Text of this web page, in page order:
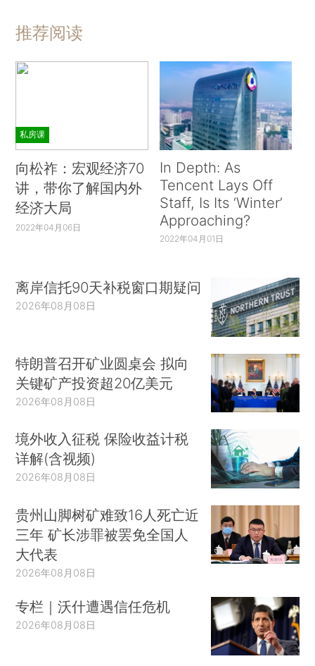
推荐阅读
私房课
向松祚：宏观经济70
讲，带你了解国内外
经济大局
2022年04月06日
In Depth: As
Tencent Lays Off
Staff, Is Its ‘Winter’
Approaching?
2022年04月01日
离岸信托90天补税窗口期疑问
2026年08月08日
特朗普召开矿业圆桌会 拟向
关键矿产投资超20亿美元
2026年08月08日
境外收入征税 保险收益计税
详解(含视频)
2026年08月08日
贵州山脚树矿难致16人死亡近
三年 矿长涉罪被罢免全国人
大代表
2026年08月08日
专栏｜沃什遭遇信任危机
2026年08月08日